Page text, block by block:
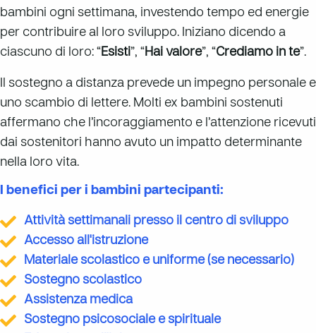
bambini ogni settimana, investendo tempo ed energie
per contribuire al loro sviluppo. Iniziano dicendo a
ciascuno di loro: “Esisti”, “Hai valore”, “Crediamo in te”.
Il sostegno a distanza prevede un impegno personale e
uno scambio di lettere. Molti ex bambini sostenuti
affermano che l’incoraggiamento e l’attenzione ricevuti
dai sostenitori hanno avuto un impatto determinante
nella loro vita.
I benefici per i bambini partecipanti:
Attività settimanali presso il centro di sviluppo
Accesso all'istruzione
Materiale scolastico e uniforme (se necessario)
Sostegno scolastico
Assistenza medica
Sostegno psicosociale e spirituale